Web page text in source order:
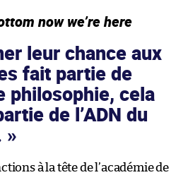
now we’re here
leur chance aux
fait partie de
philosophie, cela
de l’ADN du
à la tête de l’académie de